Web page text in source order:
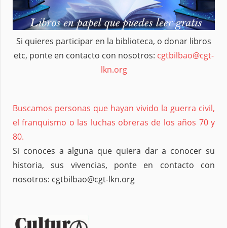
Si quieres participar en la biblioteca, o donar libros
etc, ponte en contacto con nosotros: cgtbilbao@cgt-
lkn.org
Buscamos personas que hayan vivido la guerra civil,
el franquismo o las luchas obreras de los años 70 y
80.
Si conoces a alguna que quiera dar a conocer su
historia, sus vivencias, ponte en contacto con
nosotros: cgtbilbao@cgt-lkn.org